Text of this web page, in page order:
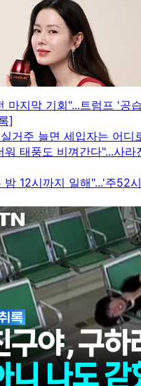
마지막 기회"...트럼프 '공
]
거주 늘면 세입자는 어디
워 태풍도 비껴간다"...사
밤 12시까지 일해"...'주52